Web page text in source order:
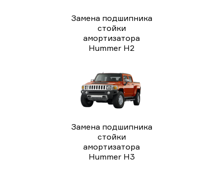
Замена подшипника
стойки
амортизатора
Hummer H2
Замена подшипника
стойки
амортизатора
Hummer H3